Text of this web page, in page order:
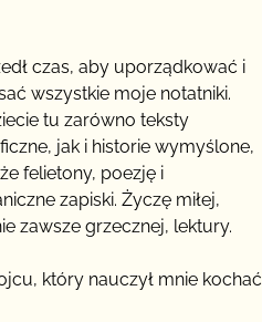
czas, aby uporządkować i
wszystkie moje notatniki.
tu zarówno teksty
jak i historie wymyślone,
felietony, poezję i
zapiski. Życzę miłej,
zawsze grzecznej, lektury.
który nauczył mnie kochać